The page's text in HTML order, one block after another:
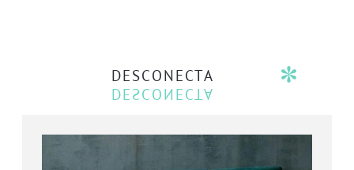
DESCONECTA